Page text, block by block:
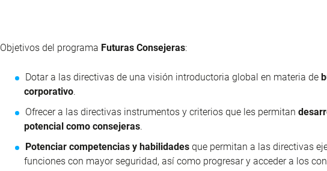
Objetivos del programa Futuras Consejeras:
Dotar a las directivas de una visión introductoria global en materia de
corporativo.
Ofrecer a las directivas instrumentos y criterios que les permitan
potencial como consejeras.
Potenciar competencias y habilidades que permitan a las directivas
funciones con mayor seguridad, así como progresar y acceder a los